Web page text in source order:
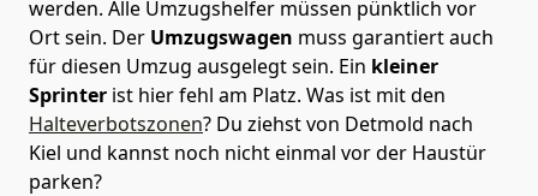
werden. Alle Umzugshelfer müssen pünktlich vor
Ort sein. Der Umzugswagen muss garantiert auch
für diesen Umzug ausgelegt sein. Ein kleiner
Sprinter ist hier fehl am Platz. Was ist mit den
Halteverbotszonen? Du ziehst von Detmold nach
Kiel und kannst noch nicht einmal vor der Haustür
parken?